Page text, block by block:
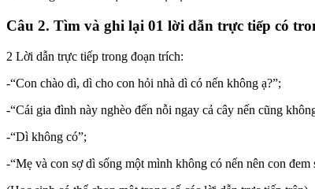
Câu 2. Tìm và ghi lại 01 lời dẫn trực tiếp có
2 Lời dẫn trực tiếp trong đoạn trích:
-“Con chào dì, dì cho con hỏi nhà dì có nến không ạ?”;
-“Cái gia đình này nghèo đến nỗi ngay cả cây nến cũng
-“Dì không có”;
-“Mẹ và con sợ dì sống một mình không có nến nên con đem